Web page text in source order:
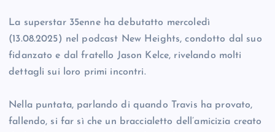
La superstar 35enne ha debutatto mercoledì
(13.08.2025) nel podcast New Heights, condotto dal suo
fidanzato e dal fratello Jason Kelce, rivelando molti
dettagli sui loro primi incontri.
Nella puntata, parlando di quando Travis ha provato,
fallendo, si far sì che un braccialetto dell’amicizia creato